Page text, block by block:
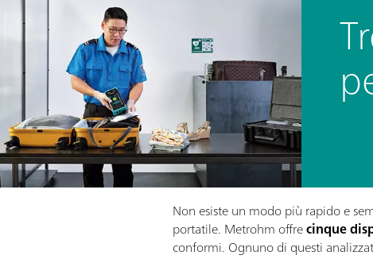
Non esiste un modo più rapido e
portatile. Metrohm offrecinque
conformi. Ognuno di questi